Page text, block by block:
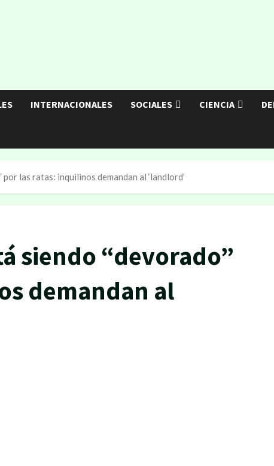
INTERNACIONALES SOCIALES CIENCIA
las ratas: inquilinos demandan al ‘landlord’
siendo “devorado”
demandan al